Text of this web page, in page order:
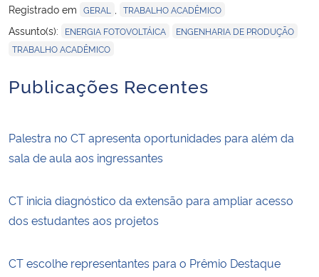
Registrado em GERAL TRABALHO ACADÊMICO
Assunto(s): ENERGIA FOTOVOLTÁICA ENGENHARIA DE PRODUÇÃO
TRABALHO ACADÊMICO
Publicações Recentes
Palestra no CT apresenta oportunidades para além da
sala de aula aos ingressantes
CT inicia diagnóstico da extensão para ampliar acesso
dos estudantes aos projetos
CT escolhe representantes para o Prêmio Destaque